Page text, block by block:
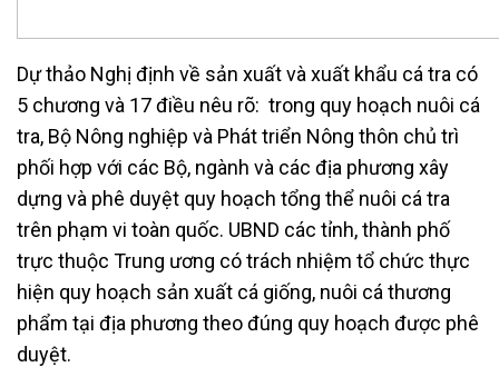
Dự thảo Nghị định về sản xuất và xuất khẩu cá tra có
5 chương và 17 điều nêu rõ: trong quy hoạch nuôi cá
tra, Bộ Nông nghiệp và Phát triển Nông thôn chủ trì
phối hợp với các Bộ, ngành và các địa phương xây
dựng và phê duyệt quy hoạch tổng thể nuôi cá tra
trên phạm vi toàn quốc. UBND các tỉnh, thành phố
trực thuộc Trung ương có trách nhiệm tổ chức thực
hiện quy hoạch sản xuất cá giống, nuôi cá thương
phẩm tại địa phương theo đúng quy hoạch được phê
duyệt.